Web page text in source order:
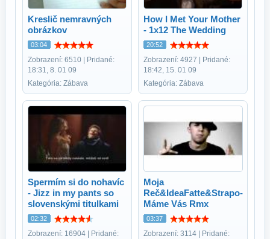
Kreslič nemravných
obrázkov
03:04
Zobrazení: 6510 | Pridané:
18:31, 8. 01 09
Kategória: Zábava
How I Met Your Mother
- 1x12 The Wedding
20:52
Zobrazení: 4927 | Pridané:
18:42, 15. 01 09
Kategória: Zábava
Spermím si do nohavíc
- Jizz in my pants so
slovenskými titulkami
02:32
Zobrazení: 16904 | Pridané:
Moja
Reč&IdeaFatte&Strapo-
Máme Vás Rmx
03:37
Zobrazení: 3114 | Pridané: